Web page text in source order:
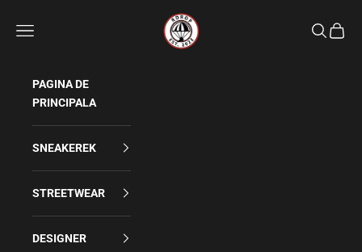
Rdrop
Meniu Caută
Coș
PAGINA DE
PRINCIPALA
SNEAKEREK
STREETWEAR
DESIGNER